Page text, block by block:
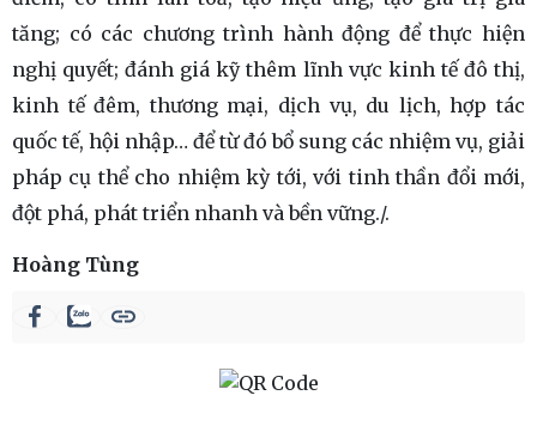
tăng; có các chương trình hành động để thực hiện
nghị quyết; đánh giá kỹ thêm lĩnh vực kinh tế đô thị,
kinh tế đêm, thương mại, dịch vụ, du lịch, hợp tác
quốc tế, hội nhập… để từ đó bổ sung các nhiệm vụ, giải
pháp cụ thể cho nhiệm kỳ tới, với tinh thần đổi mới,
đột phá, phát triển nhanh và bền vững./.
Hoàng Tùng